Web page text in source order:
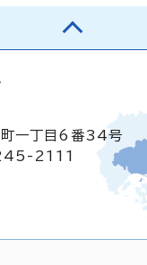
町一丁目6番34号
2111